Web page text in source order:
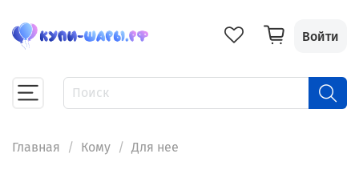
Войти
Главная Кому Для нее